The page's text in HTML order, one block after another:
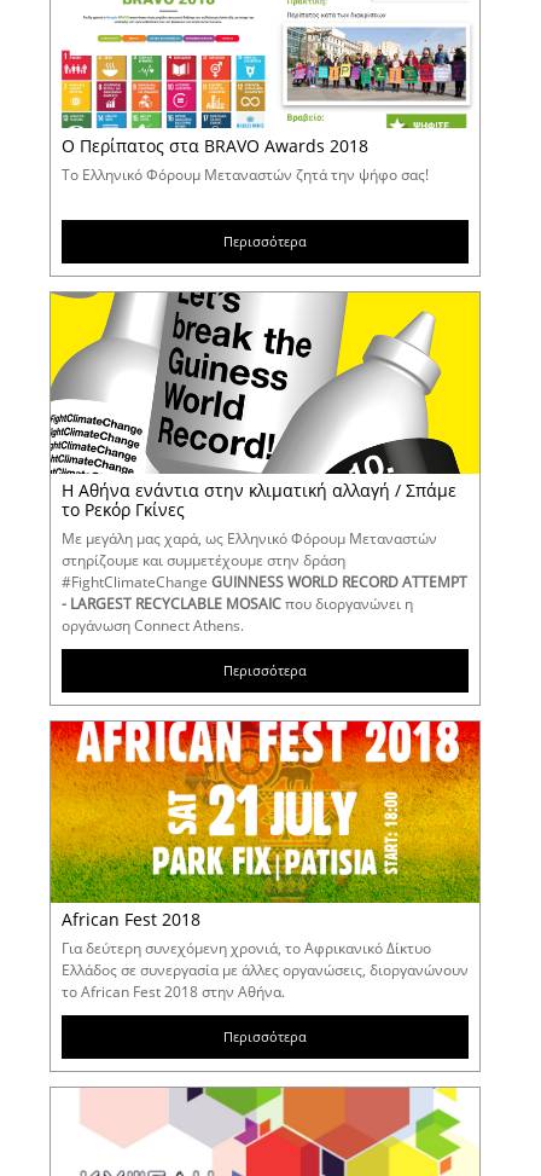
Ο Περίπατος στα BRAVO Awards 2018
Το Ελληνικό Φόρουμ Μεταναστών ζητά την ψήφο σας!
Περισσότερα
Η Αθήνα ενάντια στην κλιματική αλλαγή / Σπάμε
το Ρεκόρ Γκίνες
Με μεγάλη μας χαρά, ως Ελληνικό Φόρουμ Μεταναστών
στηρίζουμε και συμμετέχουμε στην δράση
#FightClimateChange GUINNESS WORLD RECORD ATTEMPT
- LARGEST RECYCLABLE MOSAICπου διοργανώνει η
οργάνωση Connect Athens.
Περισσότερα
African Fest 2018
Για δεύτερη συνεχόμενη χρονιά, το Αφρικανικό Δίκτυο
Ελλάδος σε συνεργασία με άλλες οργανώσεις, διοργανώνουν
το African Fest 2018 στην Αθήνα.
Περισσότερα